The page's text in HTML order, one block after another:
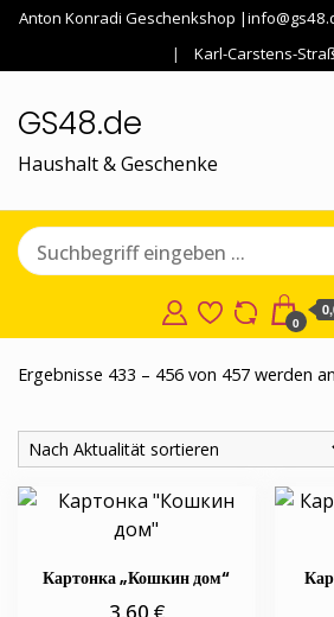
Anton Konradi Geschenkshop
Karl-Carstens-
GS48.de
Haushalt & Geschenke
0
Ergebnisse 433 – 456 von 457 werden
Картонка „Кошкин дом“
3,60 €